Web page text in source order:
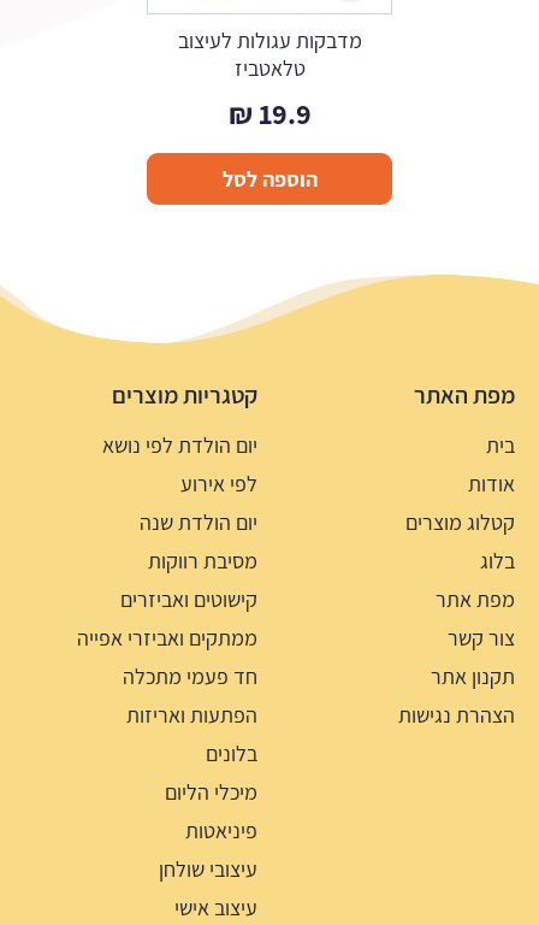
מדבקות עגולות לעיצוב
טלאטביז
19.9
₪
הוספה לסל
מפת האתר
בית
אודות
קטלוג מוצרים
בלוג
מפת אתר
צור קשר
תקנון אתר
הצהרת נגישות
קטגריות מוצרים
יום הולדת לפי נושא
לפי אירוע
יום הולדת שנה
מסיבת רווקות
קישוטים ואביזרים
ממתקים ואביזרי אפייה
חד פעמי מתכלה
הפתעות ואריזות
בלונים
מיכלי הליום
פיניאטות
עיצובי שולחן
עיצוב אישי